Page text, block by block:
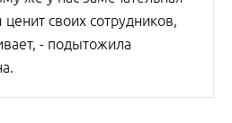
ценит своих сотрудников,
- подытожила